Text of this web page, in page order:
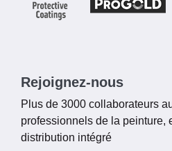
Rejoignez-nous
Plus de 3000 collaborateurs
professionnels de la peinture,
distribution intégré